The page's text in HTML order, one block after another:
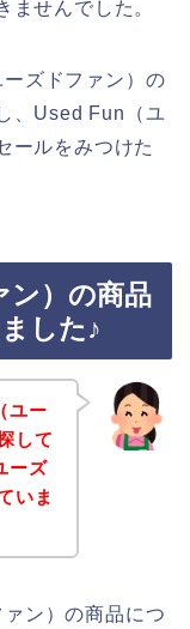
ませんでした。
ズドファン）の
、Used Fun（ユ
ールをみつけた
ン）の商品
した♪
ユー
して
ーズ
いま
ン）の商品につ